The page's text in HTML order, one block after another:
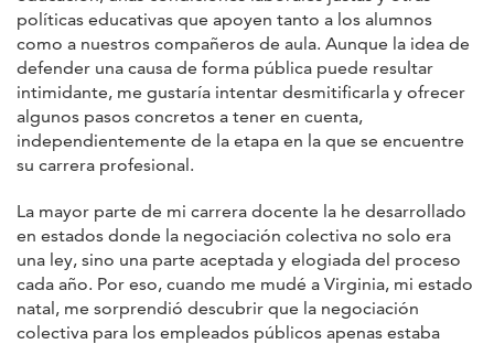
políticas educativas que apoyen tanto a los alumnos
como a nuestros compañeros de aula. Aunque la idea de
defender una causa de forma pública puede resultar
intimidante, me gustaría intentar desmitificarla y ofrecer
algunos pasos concretos a tener en cuenta,
independientemente de la etapa en la que se encuentre
su carrera profesional.
La mayor parte de mi carrera docente la he desarrollado
en estados donde la negociación colectiva no solo era
una ley, sino una parte aceptada y elogiada del proceso
cada año. Por eso, cuando me mudé a Virginia, mi estado
natal, me sorprendió descubrir que la negociación
colectiva para los empleados públicos apenas estaba